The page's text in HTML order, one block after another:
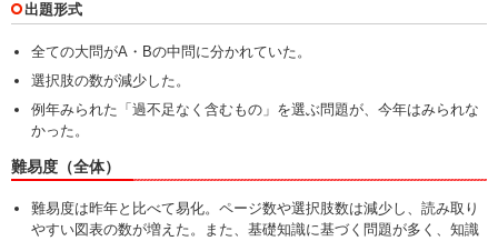
出題形式
全ての大問がA・Bの中問に分かれていた。
選択肢の数が減少した。
例年みられた「過不足なく含むもの」を選ぶ問題が、今年はみられな
かった。
難易度（全体）
難易度は昨年と比べて易化。ページ数や選択肢数は減少し、読み取り
やすい図表の数が増えた。また、基礎知識に基づく問題が多く、知識